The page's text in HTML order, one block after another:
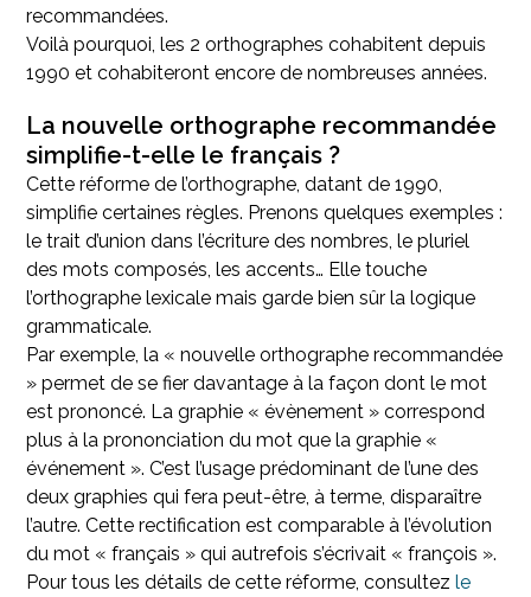
recommandées.
Voilà pourquoi, les 2 orthographes cohabitent depuis
1990 et cohabiteront encore de nombreuses années.
La nouvelle orthographe recommandée
simplifie-t-elle le français ?
Cette réforme de l’orthographe, datant de 1990,
simplifie certaines règles. Prenons quelques exemples :
le trait d’union dans l’écriture des nombres, le pluriel
des mots composés, les accents… Elle touche
l’orthographe lexicale mais garde bien sûr la logique
grammaticale.
Par exemple, la « nouvelle orthographe recommandée
» permet de se fier davantage à la façon dont le mot
est prononcé. La graphie « évènement » correspond
plus à la prononciation du mot que la graphie «
événement ». C’est l’usage prédominant de l’une des
deux graphies qui fera peut-être, à terme, disparaître
l’autre. Cette rectification est comparable à l’évolution
du mot « français » qui autrefois s’écrivait « françois ».
Pour tous les détails de cette réforme, consultezle